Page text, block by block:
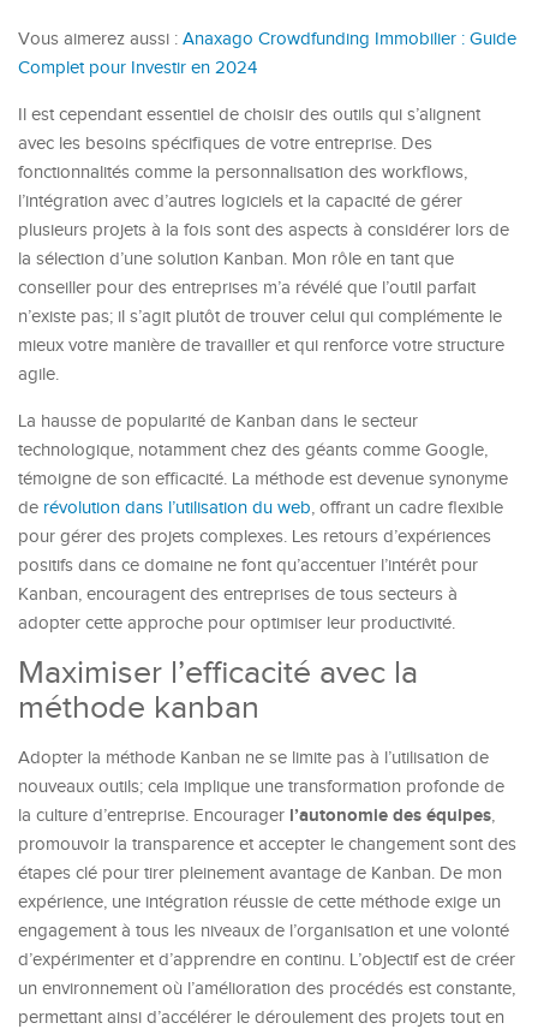
Vous aimerez aussi : Anaxago Crowdfunding Immobilier : Guide
Complet pour Investir en 2024
Il est cependant essentiel de choisir des outils qui s’alignent
avec les besoins spécifiques de votre entreprise. Des
fonctionnalités comme la personnalisation des workflows,
l’intégration avec d’autres logiciels et la capacité de gérer
plusieurs projets à la fois sont des aspects à considérer lors de
la sélection d’une solution Kanban. Mon rôle en tant que
conseiller pour des entreprises m’a révélé que l’outil parfait
n’existe pas; il s’agit plutôt de trouver celui qui complémente le
mieux votre manière de travailler et qui renforce votre structure
agile.
La hausse de popularité de Kanban dans le secteur
technologique, notamment chez des géants comme Google,
témoigne de son efficacité. La méthode est devenue synonyme
de révolution dans l’utilisation du web, offrant un cadre flexible
pour gérer des projets complexes. Les retours d’expériences
positifs dans ce domaine ne font qu’accentuer l’intérêt pour
Kanban, encouragent des entreprises de tous secteurs à
adopter cette approche pour optimiser leur productivité.
Maximiser l’efficacité avec la
méthode kanban
Adopter la méthode Kanban ne se limite pas à l’utilisation de
nouveaux outils; cela implique une transformation profonde de
la culture d’entreprise. Encourager l’autonomie des équipes,
promouvoir la transparence et accepter le changement sont des
étapes clé pour tirer pleinement avantage de Kanban. De mon
expérience, une intégration réussie de cette méthode exige un
engagement à tous les niveaux de l’organisation et une volonté
d’expérimenter et d’apprendre en continu. L’objectif est de créer
un environnement où l’amélioration des procédés est constante,
permettant ainsi d’accélérer le déroulement des projets tout en